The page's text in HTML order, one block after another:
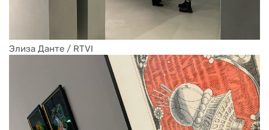
Элиза Данте / RTVI